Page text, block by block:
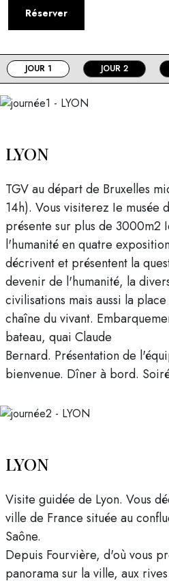
Réserver
JOUR 1 JOUR 2
LYON
TGV au départ de Bruxelles
14h). Vous visiterez Ie musée
présente sur plus de 3000m2
l'humanité en quatre
décrivent et présentent la
devenir de l'humanité, la
civilisations mais aussi la
chaîne du vivant.
bateau, quai Claude
Bernard. Présentation de
bienvenue. Dîner à bord.
LYON
Visite guidée de Lyon. Vous
ville de France située au
Saône.
Depuis Fourvière, d'où vous
panorama sur la ville, aux